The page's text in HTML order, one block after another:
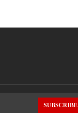
SUBSCRIBE